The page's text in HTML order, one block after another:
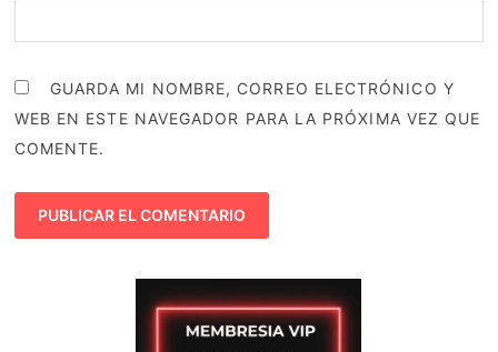
GUARDA MI NOMBRE, CORREO ELECTRÓNICO Y
WEB EN ESTE NAVEGADOR PARA LA PRÓXIMA VEZ QUE
COMENTE.